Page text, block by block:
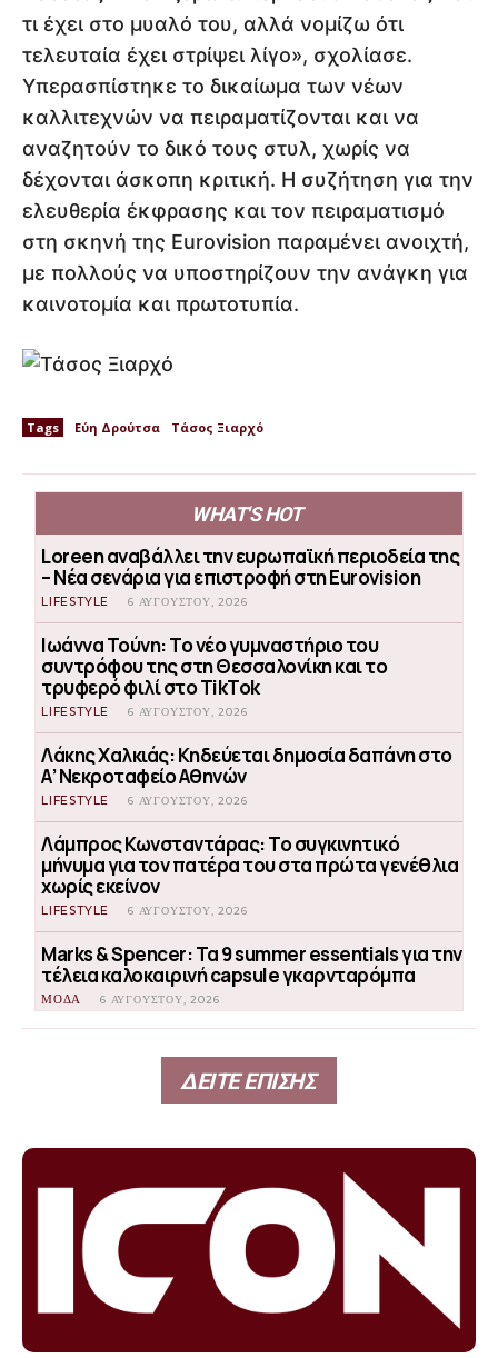
τι έχει στο μυαλό του, αλλά νομίζω ότι
τελευταία έχει στρίψει λίγο», σχολίασε.
Υπερασπίστηκε το δικαίωμα των νέων
καλλιτεχνών να πειραματίζονται και να
αναζητούν το δικό τους στυλ, χωρίς να
δέχονται άσκοπη κριτική. Η συζήτηση για την
ελευθερία έκφρασης και τον πειραματισμό
στη σκηνή της Eurovision παραμένει ανοιχτή,
με πολλούς να υποστηρίζουν την ανάγκη για
καινοτομία και πρωτοτυπία.
Tags Εύη Δρούτσα Τάσος Ξιαρχό
WHAT'S HOT
Loreen αναβάλλει την ευρωπαϊκή περιοδεία της
– Νέα σενάρια για επιστροφή στη Eurovision
LIFESTYLE 6 ΑΥΓΟΎΣΤΟΥ, 2026
Ιωάννα Τούνη: Το νέο γυμναστήριο του
συντρόφου της στη Θεσσαλονίκη και το
τρυφερό φιλί στο TikTok
LIFESTYLE 6 ΑΥΓΟΎΣΤΟΥ, 2026
Λάκης Χαλκιάς: Κηδεύεται δημοσία δαπάνη στο
Α’ Νεκροταφείο Αθηνών
LIFESTYLE 6 ΑΥΓΟΎΣΤΟΥ, 2026
Λάμπρος Κωνσταντάρας: Το συγκινητικό
μήνυμα για τον πατέρα του στα πρώτα γενέθλια
χωρίς εκείνον
LIFESTYLE 6 ΑΥΓΟΎΣΤΟΥ, 2026
Marks & Spencer: Τα 9 summer essentials για την
τέλεια καλοκαιρινή capsule γκαρνταρόμπα
ΜΟΔΑ 6 ΑΥΓΟΎΣΤΟΥ, 2026
ΔΕΙΤΕ ΕΠΙΣΗΣ